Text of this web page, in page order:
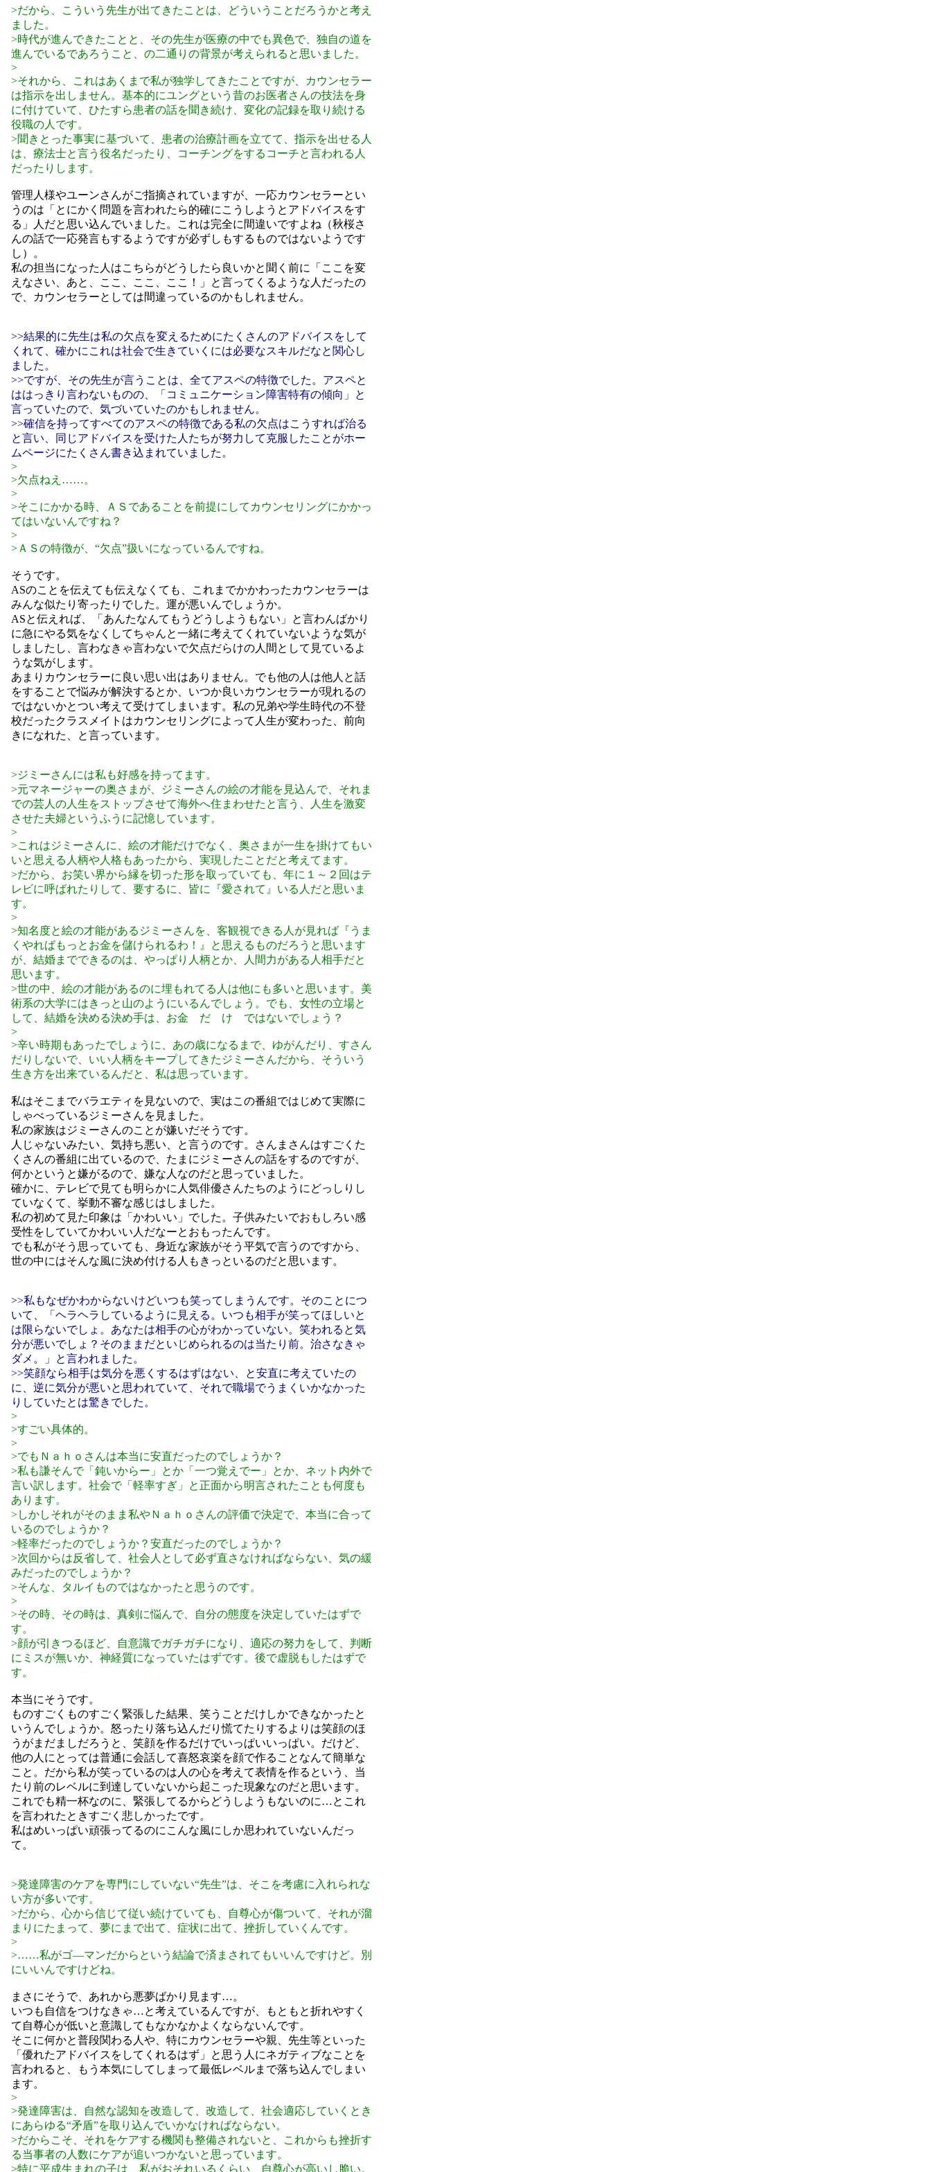
>だから、こういう先生が出てきたことは、どういうことだろうかと考え
ました。
>時代が進んできたことと、その先生が医療の中でも異色で、独自の道を
進んでいるであろうこと、の二通りの背景が考えられると思いました。
>
>それから、これはあくまで私が独学してきたことですが、カウンセラー
は指示を出しません。基本的にユングという昔のお医者さんの技法を身
に付けていて、ひたすら患者の話を聞き続け、変化の記録を取り続ける
役職の人です。
>聞きとった事実に基づいて、患者の治療計画を立てて、指示を出せる人
は、療法士と言う役名だったり、コーチングをするコーチと言われる人
だったりします。
管理人様やユーンさんがご指摘されていますが、一応カウンセラーとい
うのは「とにかく問題を言われたら的確にこうしようとアドバイスをす
る」人だと思い込んでいました。これは完全に間違いですよね（秋桜さ
んの話で一応発言もするようですが必ずしもするものではないようです
し）。
私の担当になった人はこちらがどうしたら良いかと聞く前に「ここを変
えなさい、あと、ここ、ここ、ここ！」と言ってくるような人だったの
で、カウンセラーとしては間違っているのかもしれません。
>>結果的に先生は私の欠点を変えるためにたくさんのアドバイスをして
くれて、確かにこれは社会で生きていくには必要なスキルだなと関心し
ました。
>>ですが、その先生が言うことは、全てアスペの特徴でした。アスペと
ははっきり言わないものの、「コミュニケーション障害特有の傾向」と
言っていたので、気づいていたのかもしれません。
>>確信を持ってすべてのアスペの特徴である私の欠点はこうすれば治る
と言い、同じアドバイスを受けた人たちが努力して克服したことがホー
ムページにたくさん書き込まれていました。
>
>欠点ねえ……。
>
>そこにかかる時、ＡＳであることを前提にしてカウンセリングにかかっ
てはいないんですね？
>
>ＡＳの特徴が、“欠点”扱いになっているんですね。
そうです。
ASのことを伝えても伝えなくても、これまでかかわったカウンセラーは
みんな似たり寄ったりでした。運が悪いんでしょうか。
ASと伝えれば、「あんたなんてもうどうしようもない」と言わんばかり
に急にやる気をなくしてちゃんと一緒に考えてくれていないような気が
しましたし、言わなきゃ言わないで欠点だらけの人間として見ているよ
うな気がします。
あまりカウンセラーに良い思い出はありません。でも他の人は他人と話
をすることで悩みが解決するとか、いつか良いカウンセラーが現れるの
ではないかとつい考えて受けてしまいます。私の兄弟や学生時代の不登
校だったクラスメイトはカウンセリングによって人生が変わった、前向
きになれた、と言っています。
>ジミーさんには私も好感を持ってます。
>元マネージャーの奥さまが、ジミーさんの絵の才能を見込んで、それま
での芸人の人生をストップさせて海外へ住まわせたと言う、人生を激変
させた夫婦というふうに記憶しています。
>
>これはジミーさんに、絵の才能だけでなく、奥さまが一生を掛けてもい
いと思える人柄や人格もあったから、実現したことだと考えてます。
>だから、お笑い界から縁を切った形を取っていても、年に１～２回はテ
レビに呼ばれたりして、要するに、皆に『愛されて』いる人だと思いま
す。
>
>知名度と絵の才能があるジミーさんを、客観視できる人が見れば『うま
くやればもっとお金を儲けられるわ！』と思えるものだろうと思います
が、結婚までできるのは、やっぱり人柄とか、人間力がある人相手だと
思います。
>世の中、絵の才能があるのに埋もれてる人は他にも多いと思います。美
術系の大学にはきっと山のようにいるんでしょう。でも、女性の立場と
して、結婚を決める決め手は、お金 だ け ではないでしょう？
>
>辛い時期もあったでしょうに、あの歳になるまで、ゆがんだり、すさん
だりしないで、いい人柄をキープしてきたジミーさんだから、そういう
生き方を出来ているんだと、私は思っています。
私はそこまでバラエティを見ないので、実はこの番組ではじめて実際に
しゃべっているジミーさんを見ました。
私の家族はジミーさんのことが嫌いだそうです。
人じゃないみたい、気持ち悪い、と言うのです。さんまさんはすごくた
くさんの番組に出ているので、たまにジミーさんの話をするのですが、
何かというと嫌がるので、嫌な人なのだと思っていました。
確かに、テレビで見ても明らかに人気俳優さんたちのようにどっしりし
ていなくて、挙動不審な感じはしました。
私の初めて見た印象は「かわいい」でした。子供みたいでおもしろい感
受性をしていてかわいい人だなーとおもったんです。
でも私がそう思っていても、身近な家族がそう平気で言うのですから、
世の中にはそんな風に決め付ける人もきっといるのだと思います。
>>私もなぜかわからないけどいつも笑ってしまうんです。そのことにつ
いて、「ヘラヘラしているように見える。いつも相手が笑ってほしいと
は限らないでしょ。あなたは相手の心がわかっていない。笑われると気
分が悪いでしょ？そのままだといじめられるのは当たり前。治さなきゃ
ダメ。」と言われました。
>>笑顔なら相手は気分を悪くするはずはない、と安直に考えていたの
に、逆に気分が悪いと思われていて、それで職場でうまくいかなかった
りしていたとは驚きでした。
>
>すごい具体的。
>
>でもＮａｈｏさんは本当に安直だったのでしょうか？
>私も謙そんで「鈍いからー」とか「一つ覚えでー」とか、ネット内外で
言い訳します。社会で「軽率すぎ」と正面から明言されたことも何度も
あります。
>しかしそれがそのまま私やＮａｈｏさんの評価で決定で、本当に合って
いるのでしょうか？
>軽率だったのでしょうか？安直だったのでしょうか？
>次回からは反省して、社会人として必ず直さなければならない、気の緩
みだったのでしょうか？
>そんな、タルイものではなかったと思うのです。
>
>その時、その時は、真剣に悩んで、自分の態度を決定していたはずで
す。
>顔が引きつるほど、自意識でガチガチになり、適応の努力をして、判断
にミスが無いか、神経質になっていたはずです。後で虚脱もしたはずで
す。
本当にそうです。
ものすごくものすごく緊張した結果、笑うことだけしかできなかったと
いうんでしょうか。怒ったり落ち込んだり慌てたりするよりは笑顔のほ
うがまだましだろうと、笑顔を作るだけでいっぱいいっぱい。だけど、
他の人にとっては普通に会話して喜怒哀楽を顔で作ることなんて簡単な
こと。だから私が笑っているのは人の心を考えて表情を作るという、当
たり前のレベルに到達していないから起こった現象なのだと思います。
これでも精一杯なのに、緊張してるからどうしようもないのに…とこれ
を言われたときすごく悲しかったです。
私はめいっぱい頑張ってるのにこんな風にしか思われていないんだっ
て。
>発達障害のケアを専門にしていない“先生”は、そこを考慮に入れられな
い方が多いです。
>だから、心から信じて従い続けていても、自尊心が傷ついて、それが溜
まりにたまって、夢にまで出て、症状に出て、挫折していくんです。
>
>……私がゴ―マンだからという結論で済まされてもいいんですけど。別
にいいんですけどね。
まさにそうで、あれから悪夢ばかり見ます…。
いつも自信をつけなきゃ…と考えているんですが、もともと折れやすく
て自尊心が低いと意識してもなかなかよくならないんです。
そこに何かと普段関わる人や、特にカウンセラーや親、先生等といった
「優れたアドバイスをしてくれるはず」と思う人にネガティブなことを
言われると、もう本気にしてしまって最低レベルまで落ち込んでしまい
ます。
>
>発達障害は、自然な認知を改造して、改造して、社会適応していくとき
にあらゆる“矛盾”を取り込んでいかなければならない。
>だからこそ、それをケアする機関も整備されないと、これからも挫折す
る当事者の人数にケアが追いつかないと思っています。
>特に平成生まれの子は、私がおそれいるくらい、自尊心が高いし脆い。